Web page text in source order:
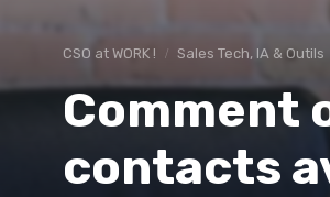
CSO at WORK ! Sales Tech, IA & Outils
Comment
contacts